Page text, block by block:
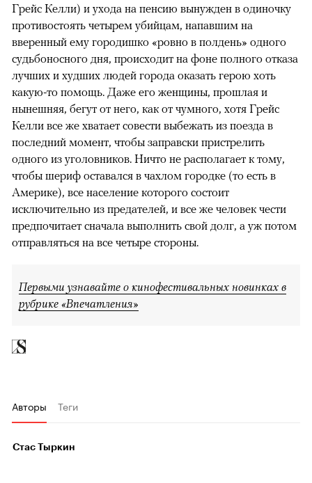
Грейс Келли) и ухода на пенсию вынужден в одиночку
противостоять четырем убийцам, напавшим на
вверенный ему городишко «ровно в полдень» одного
судьбоносного дня, происходит на фоне полного отказа
лучших и худших людей города оказать герою хоть
какую-то помощь. Даже его женщины, прошлая и
нынешняя, бегут от него, как от чумного, хотя Грейс
Келли все же хватает совести выбежать из поезда в
последний момент, чтобы заправски пристрелить
одного из уголовников. Ничто не располагает к тому,
чтобы шериф оставался в чахлом городке (то есть в
Америке), все население которого состоит
исключительно из предателей, и все же человек чести
предпочитает сначала выполнить свой долг, а уж потом
отправляться на все четыре стороны.
Первыми узнавайте о кинофестивальных новинках в
рубрике «Впечатления»
Авторы Теги
Стас Тыркин